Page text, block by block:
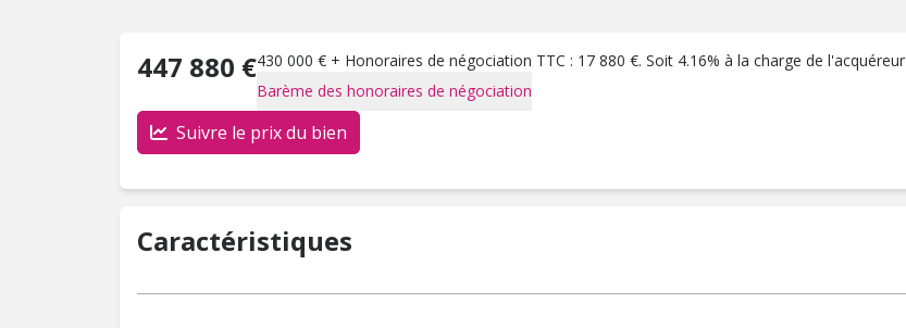
447 880 €430 000 € + Honoraires de négociation TTC : 17 880 €. Soit 4.16% à la charge de l'acquéreur
Barème des honoraires de négociation
Suivre le prix du bien
Caractéristiques